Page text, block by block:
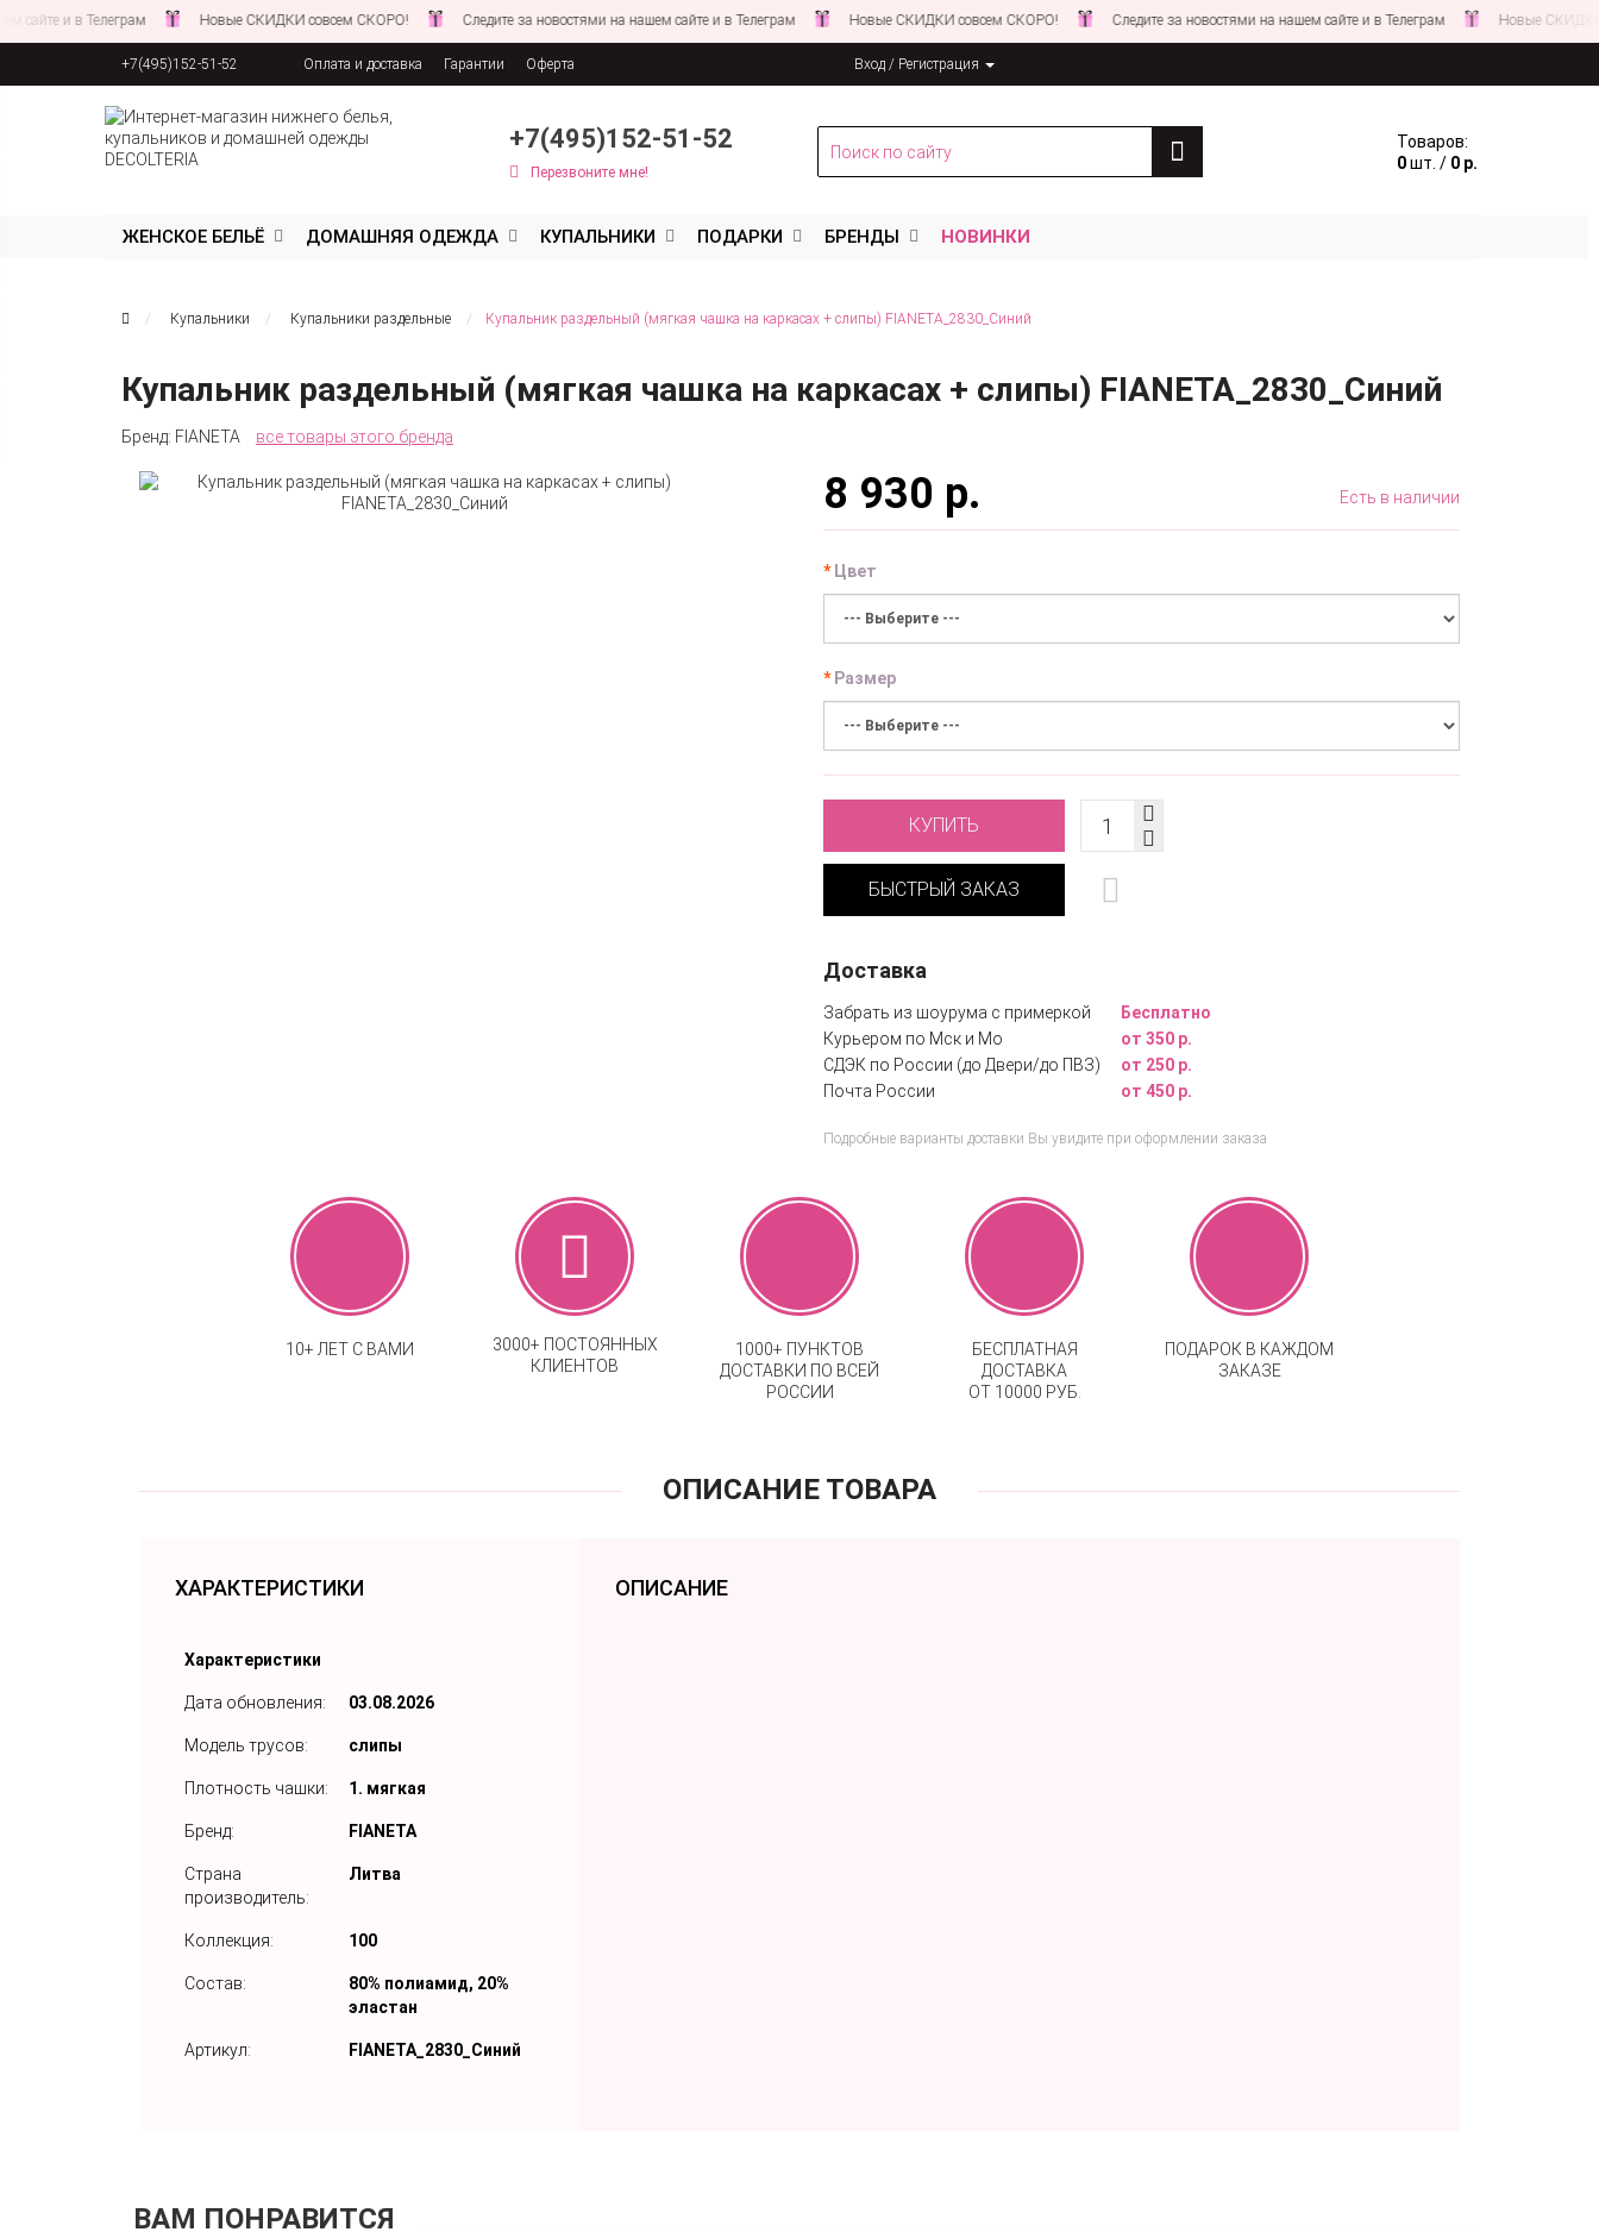
в Телеграм Новые СКИДКИ совсем СКОРО! Следите за новостями на нашем сайте и в Телеграм Новые СКИДКИ совсем СКОРО! Следите за новостями на нашем сайте и в Телеграм Новые СКИДКИ
+7(495)152-51-52 Оплата и доставка Гарантии Оферта
Соглашение об обработке персональных данных
Вход / Регистрация
+7(495)152-51-52
Перезвоните мне!
Товаров:
0шт. / 0 р.
ЖЕНСКОЕ БЕЛЬЁ ДОМАШНЯЯ ОДЕЖДА КУПАЛЬНИКИ ПОДАРКИ БРЕНДЫ НОВИНКИ
Купальники Купальники раздельные Купальник раздельный (мягкая чашка на каркасах + слипы) FIANETA_2830_Синий
Купальник раздельный (мягкая чашка на каркасах + слипы) FIANETA_2830_Синий
Бренд: FIANETA все товары этого бренда
8 930 р. Есть в наличии
Цвет
Размер
КУПИТЬ
БЫСТРЫЙ ЗАКАЗ
Доставка
Забрать из шоурума с примеркой
Бесплатно
Курьером по Мск и Мо
от 350 р.
СДЭК по России (до Двери/до ПВЗ)
от 250 р.
Почта России
от 450 р.
Подробные варианты доставки Вы увидите при оформлении заказа
10+ ЛЕТ С ВАМИ
3000+ ПОСТОЯННЫХ
КЛИЕНТОВ
1000+ ПУНКТОВ
ДОСТАВКИ ПО ВСЕЙ
РОССИИ
БЕСПЛАТНАЯ
ДОСТАВКА
ОТ 10000 РУБ.
ПОДАРОК В КАЖДОМ
ЗАКАЗЕ
ОПИСАНИЕ ТОВАРА
ХАРАКТЕРИСТИКИ
Характеристики
Дата обновления: 03.08.2026
Модель трусов: слипы
Плотность чашки: 1. мягкая
Бренд: FIANETA
Страна
производитель:
Литва
Коллекция: 100
Состав:
80% полиамид, 20%
эластан
Артикул: FIANETA_2830_Синий
ОПИСАНИЕ
ВАМ ПОНРАВИТСЯ